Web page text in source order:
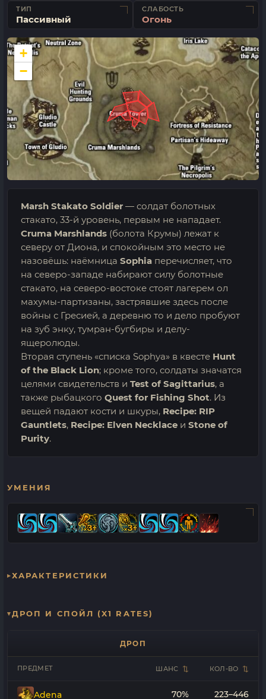
ТИП
Пассивный
СЛАБОСТЬ
Огонь
+
−
Marsh Stakato Soldier — солдат болотных
стакато, 33-й уровень, первым не нападает.
Cruma Marshlands (болота Крумы) лежат к
северу от Диона, и спокойным это место не
назовёшь: наёмница Sophia перечисляет, что
на северо-западе набирают силу болотные
стакато, на северо-востоке стоят лагерем ол
махумы-партизаны, застрявшие здесь после
войны с Гресией, а деревню то и дело пробуют
на зуб энку, тумран-бугбиры и делу-
ящеролюды.
Вторая ступень «списка Sophya» в квесте Hunt
of the Black Lion; кроме того, солдаты значатся
целями свидетельств и Test of Sagittarius, а
также рыбацкого Quest for Fishing Shot. Из
вещей падают кости и шкуры, Recipe: RIP
Gauntlets, Recipe: Elven Necklace и Stone of
Purity.
УМЕНИЯ
ХАРАКТЕРИСТИКИ
ДРОП И СПОЙЛ (X1 RATES)
ДРОП
ПРЕДМЕТ ШАНС КОЛ-ВО
Adena 70% 223–446